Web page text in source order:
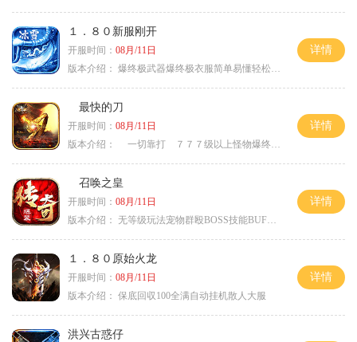
１．８０新服刚开
开服时间： 08月/11日
版本介绍： 爆终极武器爆终极衣服简单易懂轻松满级
详情
最快的刀
开服时间： 08月/11日
版本介绍：
一切靠打 ７７７级以上怪物爆终极
详情
召唤之皇
开服时间： 08月/11日
版本介绍： 无等级玩法宠物群殴BOSS技能BUFF铭文B
详情
１．８０原始火龙
开服时间： 08月/11日
版本介绍： 保底回収100全满自动挂机散人大服
详情
洪兴古惑仔